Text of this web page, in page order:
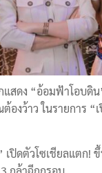
สดง “อ้อมฟ้าโอบดิน
องว้าว ในรายการ “
ปิดตัวโซเชียลแตก!